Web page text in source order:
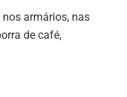
armários, nas
de café,